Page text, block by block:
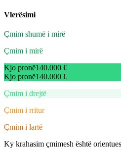
Vlerësimi
Çmim shumë i mirë
Çmim i mirë
Kjo pronë140.000 €
Kjo pronë140.000 €
Çmim i drejtë
Çmim i rritur
Çmim i lartë
Ky krahasim çmimesh është